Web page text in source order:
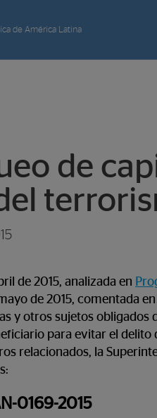
de América Latina
de
de 2015, analizada en
de 2015, comentada en
y otros sujetos obligados
para evitar el delito
relacionados, la
0169-2015